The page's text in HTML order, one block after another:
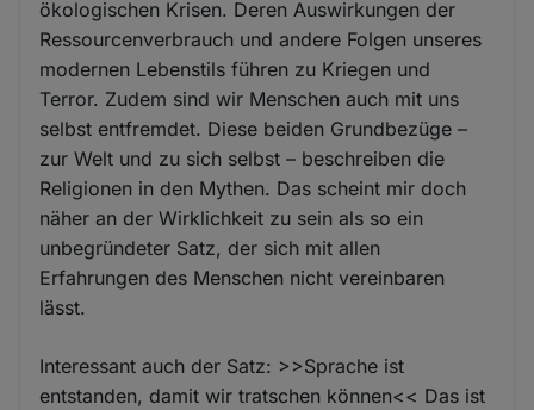
ökologischen Krisen. Deren Auswirkungen der
Ressourcenverbrauch und andere Folgen unseres
modernen Lebenstils führen zu Kriegen und
Terror. Zudem sind wir Menschen auch mit uns
selbst entfremdet. Diese beiden Grundbezüge –
zur Welt und zu sich selbst – beschreiben die
Religionen in den Mythen. Das scheint mir doch
näher an der Wirklichkeit zu sein als so ein
unbegründeter Satz, der sich mit allen
Erfahrungen des Menschen nicht vereinbaren
lässt.
Interessant auch der Satz: >>Sprache ist
entstanden, damit wir tratschen können<< Das ist